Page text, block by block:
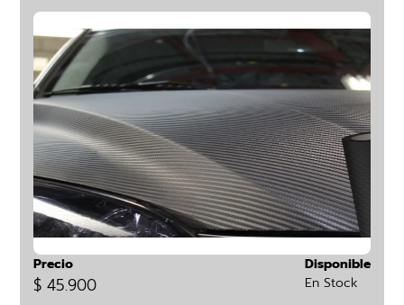
Precio
$ 45.900
Disponible
En Stock